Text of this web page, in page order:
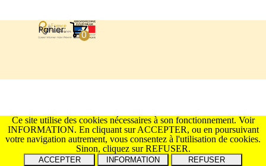
Panier:
Ce site utilise des cookies nécessaires à son fonctionnement. Voir
INFORMATION. En cliquant sur ACCEPTER, ou en poursuivant
votre navigation autrement, vous consentez à l'utilisation de cookies.
Sinon, cliquez sur REFUSER.
INFORMATION